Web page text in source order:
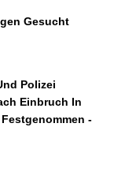
Gesucht
Polizei
Einbruch In
-